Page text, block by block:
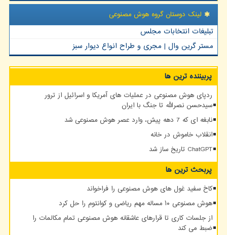
لینک دوستان گروه هوش مصنوعی
تبلیغات انتخابات مجلس
مستر گرین وال | مجری و طراح انواع دیوار سبز
پربیننده ترین ها
ردپای هوش مصنوعی در عملیات های آمریکا و اسرائیل از ترور
سیدحسن نصرالله تا جنگ با ایران
نابغه ای که 7 دهه پیش، وارد عصر هوش مصنوعی شد
انقلاب خاموش در خانه
ChatGPT تاریخ ساز شد
پربحث ترین ها
کاخ سفید غول های هوش مصنوعی را فراخواند
هوش مصنوعی ۱۰ مساله مهم ریاضی و کوانتوم را حل کرد
از جلسات کاری تا قرارهای عاشقانه هوش مصنوعی تمام مکالمات را
ضبط می کند